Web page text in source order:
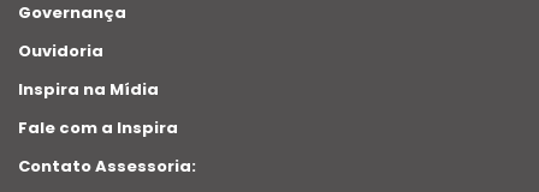
Governança
Ouvidoria
Inspira na Mídia
Fale com a Inspira
Contato Assessoria: